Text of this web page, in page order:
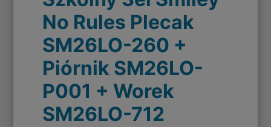
No Rules Plecak
SM26LO-260 +
Piórnik SM26LO-
P001 + Worek
SM26LO-712